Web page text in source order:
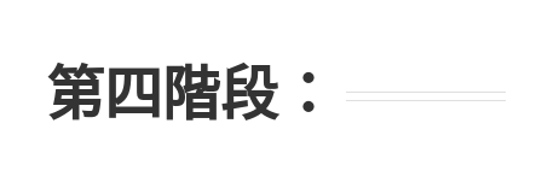
第四階段：